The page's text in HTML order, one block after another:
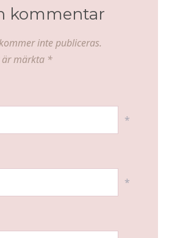
kommentar
inte publiceras.
märkta *
*
*